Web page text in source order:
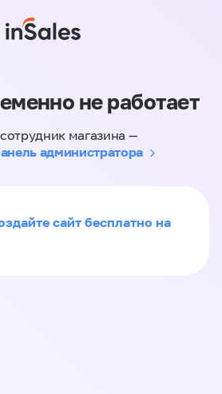
не работает
магазина —
администратора
сайт бесплатно на